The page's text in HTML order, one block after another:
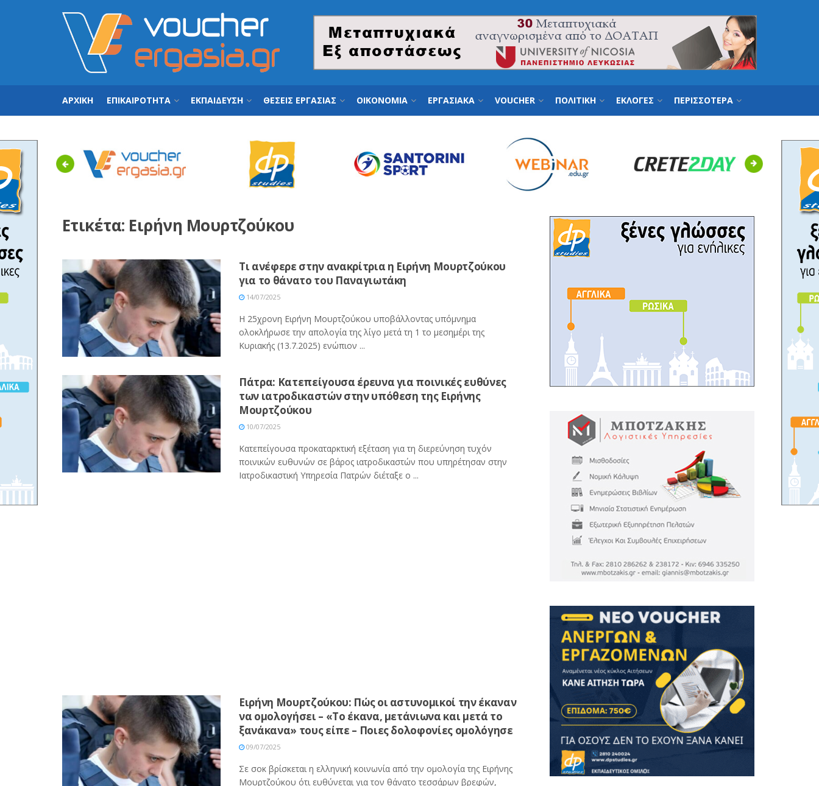
ΑΡΧΙΚΗ ΕΠΙΚΑΙΡΟΤΗΤΑ ΕΚΠΑΙΔΕΥΣΗ ΘΕΣΕΙΣ ΕΡΓΑΣΙΑΣ ΟΙΚΟΝΟΜΙΑ ΕΡΓΑΣΙΑΚΑ VOUCHER ΠΟΛΙΤΙΚΗ ΕΚΛΟΓΕΣ ΠΕΡΙΣΣΟΤΕΡΑ
Previous Next
Ετικέτα: Ειρήνη Μουρτζούκου
Τι ανέφερε στην ανακρίτρια η Ειρήνη Μουρτζούκου
για το θάνατο του Παναγιωτάκη
14/07/2025
H 25χρονη Ειρήνη Μουρτζούκου υποβάλλοντας υπόμνημα
ολοκλήρωσε την απολογία της λίγο μετά τη 1 το μεσημέρι της
Κυριακής (13.7.2025) ενώπιον ...
Πάτρα: Κατεπείγουσα έρευνα για ποινικές ευθύνες
των ιατροδικαστών στην υπόθεση της Ειρήνης
Μουρτζούκου
10/07/2025
Κατεπείγουσα προκαταρκτική εξέταση για τη διερεύνηση τυχόν
ποινικών ευθυνών σε βάρος ιατροδικαστών που υπηρέτησαν στην
Ιατροδικαστική Υπηρεσία Πατρών διέταξε ο ...
Ειρήνη Μουρτζούκου: Πώς οι αστυνομικοί την έκαναν
να ομολογήσει – «Το έκανα, μετάνιωνα και μετά το
ξανάκανα» τους είπε – Ποιες δολοφονίες ομολόγησε
09/07/2025
Σε σοκ βρίσκεται η ελληνική κοινωνία από την ομολογία της Ειρήνης
Μουρτζούκου ότι ευθύνεται για τον θάνατο τεσσάρων βρεφών,